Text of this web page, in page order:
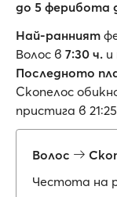
до 5 ферибота
Най-ранният
Волос в 7:30 ч. и
Последното
Скопелос
пристига в
Волос
Честота на